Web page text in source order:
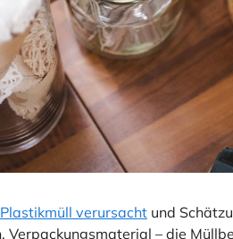
verursacht und
Verpackungsmaterial – die